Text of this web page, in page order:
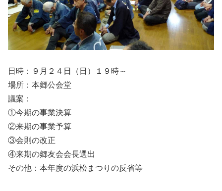
日時：９月２４日（日）１９時～
場所：本郷公会堂
議案：
①今期の事業決算
②来期の事業予算
③会則の改正
④来期の郷友会会長選出
その他：本年度の浜松まつりの反省等